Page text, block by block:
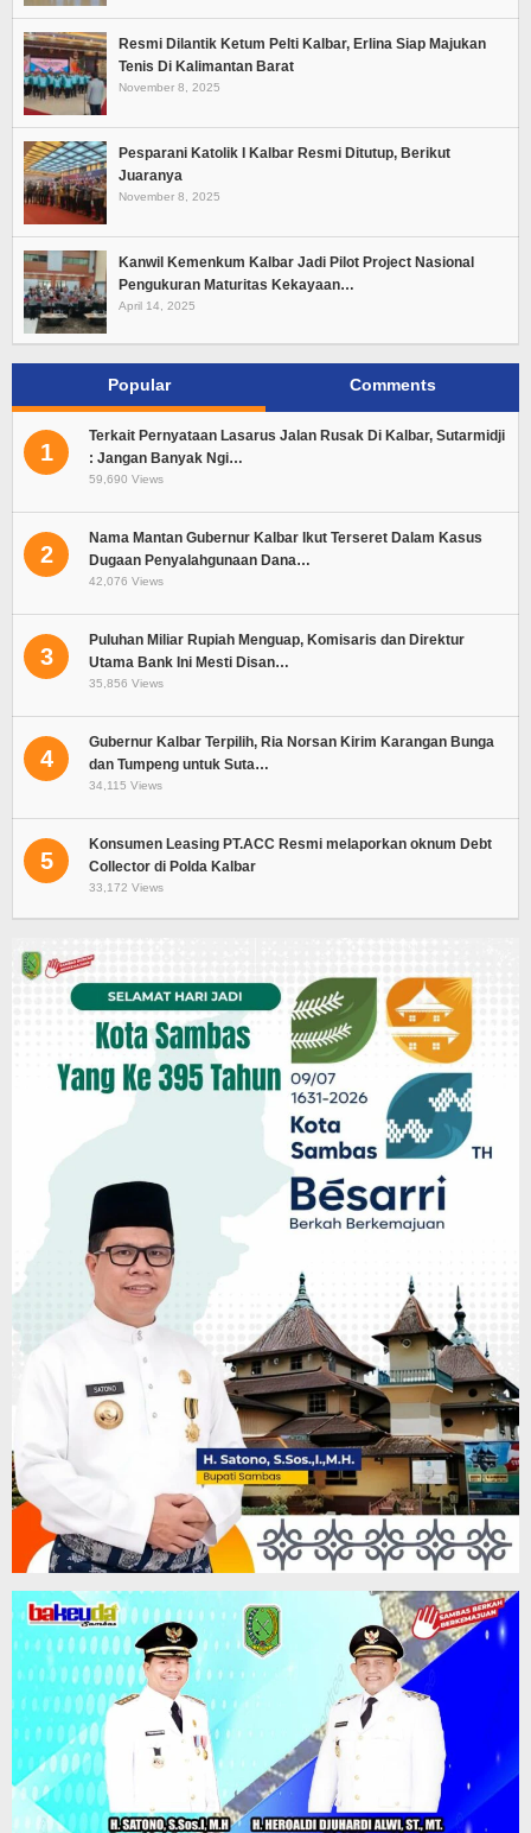
Resmi Dilantik Ketum Pelti Kalbar, Erlina Siap Majukan
Tenis Di Kalimantan Barat
November 8, 2025
Pesparani Katolik I Kalbar Resmi Ditutup, Berikut
Juaranya
November 8, 2025
Kanwil Kemenkum Kalbar Jadi Pilot Project Nasional
Pengukuran Maturitas Kekayaan…
April 14, 2025
Popular Comments
1
Terkait Pernyataan Lasarus Jalan Rusak Di Kalbar, Sutarmidji
: Jangan Banyak Ngi…
59,690 Views
2
Nama Mantan Gubernur Kalbar Ikut Terseret Dalam Kasus
Dugaan Penyalahgunaan Dana…
42,076 Views
3
Puluhan Miliar Rupiah Menguap, Komisaris dan Direktur
Utama Bank Ini Mesti Disan…
35,856 Views
4
Gubernur Kalbar Terpilih, Ria Norsan Kirim Karangan Bunga
dan Tumpeng untuk Suta…
34,115 Views
5
Konsumen Leasing PT.ACC Resmi melaporkan oknum Debt
Collector di Polda Kalbar
33,172 Views